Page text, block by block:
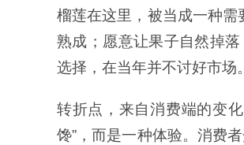
榴莲在这里，被当成一种需
熟成；愿意让果子自然掉
选择，在当年并不讨好市场。
转折点，来自消费端的变
馋”，而是一种体验。消费